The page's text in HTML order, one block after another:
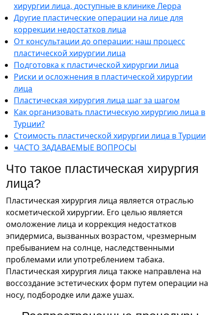
хирургии лица, доступные в клинике Лерра
Другие пластические операции на лице для
коррекции недостатков лица
От консультации до операции: наш процесс
пластической хирургии лица
Подготовка к пластической хирургии лица
Риски и осложнения в пластической хирургии
лица
Пластическая хирургия лица шаг за шагом
Как организовать пластическую хирургию лица в
Турции?
Стоимость пластической хирургии лица в Турции
ЧАСТО ЗАДАВАЕМЫЕ ВОПРОСЫ
Что такое пластическая хирургия
лица?
Пластическая хирургия лица является отраслью
косметической хирургии. Его целью является
омоложение лица и коррекция недостатков
эпидермиса, вызванных возрастом, чрезмерным
пребыванием на солнце, наследственными
проблемами или употреблением табака.
Пластическая хирургия лица также направлена на
воссоздание эстетических форм путем операции на
носу, подбородке или даже ушах.